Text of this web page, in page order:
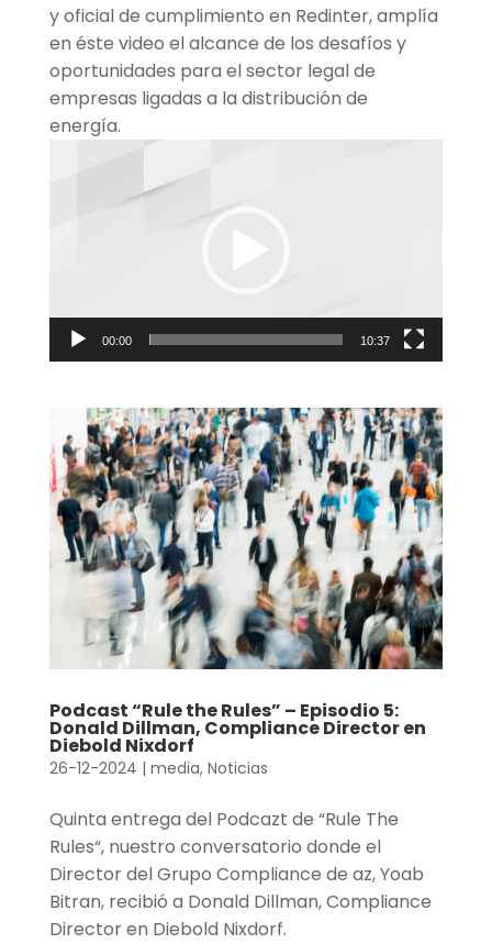
y oficial de cumplimiento en Redinter, amplía
en éste video el alcance de los desafíos y
oportunidades para el sector legal de
empresas ligadas a la distribución de
energía.
00:00 10:37
Podcast “Rule the Rules” – Episodio 5:
Donald Dillman, Compliance Director en
Diebold Nixdorf
26-12-2024 | media, Noticias
Quinta entrega del Podcazt de “Rule The
Rules“, nuestro conversatorio donde el
Director del Grupo Compliance de az, Yoab
Bitran, recibió a Donald Dillman, Compliance
Director en Diebold Nixdorf.